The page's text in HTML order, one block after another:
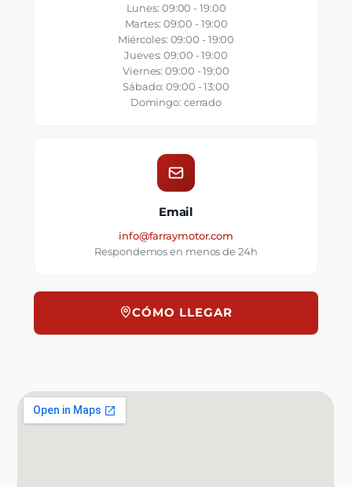
Lunes: 09:00 - 19:00
Martes: 09:00 - 19:00
Miércoles: 09:00 - 19:00
Jueves: 09:00 - 19:00
Viernes: 09:00 - 19:00
Sábado: 09:00 - 13:00
Domingo: cerrado
Email
info@farraymotor.com
Respondemos en menos de 24h
CÓMO LLEGAR